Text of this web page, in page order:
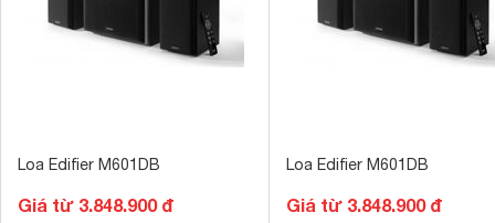
Loa Edifier M601DB
Giá từ 3.848.900 đ
Loa Edifier M601DB
Giá từ 3.848.900 đ